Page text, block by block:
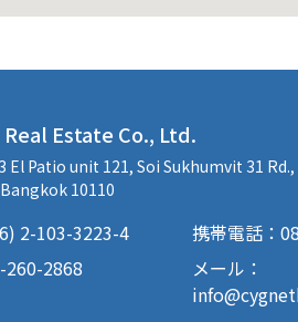
Estate Co., Ltd.
El Patio unit 121, Soi Sukhumvit 31
10110
2-103-3223-4
携帯電話：
260-2868
メール：